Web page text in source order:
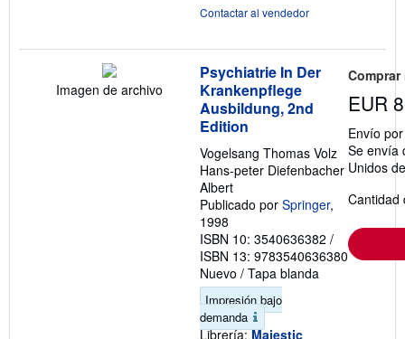
Contactar al vendedor
Imagen de archivo
Psychiatrie In Der
Krankenpflege
Ausbildung, 2nd
Edition
Vogelsang Thomas Volz
Hans-peter Diefenbacher
Albert
Publicado por Springer,
1998
ISBN 10: 3540636382 /
ISBN 13: 9783540636380
Nuevo / Tapa blanda
Impresión bajo
demanda
Librería: Majestic
EUR
Envío
Se envía
Unidos
Cantidad